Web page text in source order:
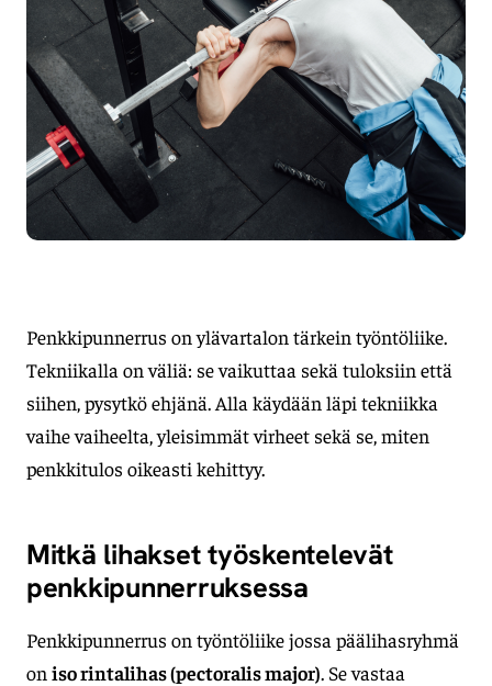
Penkkipunnerrus on ylävartalon tärkein työntöliike.
Tekniikalla on väliä: se vaikuttaa sekä tuloksiin että
siihen, pysytkö ehjänä. Alla käydään läpi tekniikka
vaihe vaiheelta, yleisimmät virheet sekä se, miten
penkkitulos oikeasti kehittyy.
Mitkä lihakset työskentelevät
penkkipunnerruksessa
Penkkipunnerrus on työntöliike jossa päälihasryhmä
on iso rintalihas (pectoralis major). Se vastaa